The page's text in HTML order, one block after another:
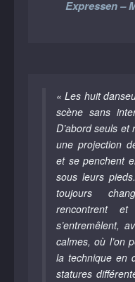
Expressen –
« Les huit
scène sans
D’abord seuls
une projection
et se penchent
sous leurs
toujours
rencontrent et
s’entremêlent,
calmes, où l’on
la technique en
statures